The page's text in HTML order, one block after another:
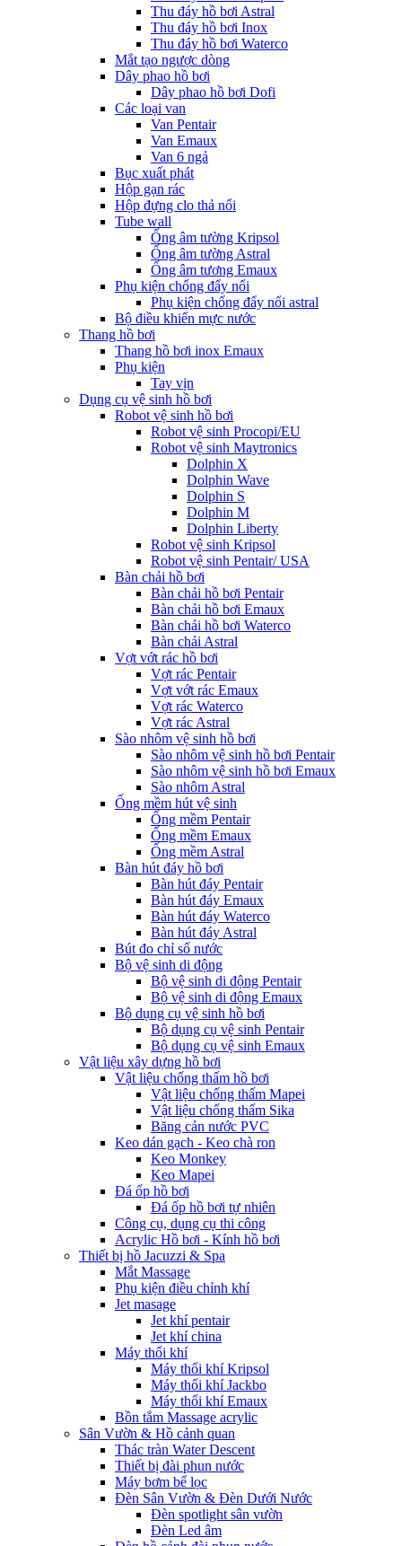
Thu đáy hồ bơi Astral
Thu đáy hồ bơi Inox
Thu đáy hồ bơi Waterco
Mắt tạo ngược dòng
Dây phao hồ bơi
Dây phao hồ bơi Dofi
Các loại van
Van Pentair
Van Emaux
Van 6 ngả
Bục xuất phát
Hộp gạn rác
Hộp đựng clo thả nổi
Tube wall
Ống âm tường Kripsol
Ống âm tường Astral
Ống âm tương Emaux
Phụ kiện chống đẩy nổi
Phụ kiện chống đẩy nổi astral
Bộ điều khiển mực nước
Thang hồ bơi
Thang hồ bơi inox Emaux
Phụ kiện
Tay vịn
Dụng cụ vệ sinh hồ bơi
Robot vệ sinh hồ bơi
Robot vệ sinh Procopi/EU
Robot vệ sinh Maytronics
Dolphin X
Dolphin Wave
Dolphin S
Dolphin M
Dolphin Liberty
Robot vệ sinh Kripsol
Robot vệ sinh Pentair/ USA
Bàn chải hồ bơi
Bàn chải hồ bơi Pentair
Bàn chải hồ bơi Emaux
Bàn chải hồ bơi Waterco
Bàn chải Astral
Vợt vớt rác hồ bơi
Vợt rác Pentair
Vợt vớt rác Emaux
Vợt rác Waterco
Vợt rác Astral
Sào nhôm vệ sinh hồ bơi
Sào nhôm vệ sinh hồ bơi Pentair
Sào nhôm vệ sinh hồ bơi Emaux
Sào nhôm Astral
Ống mềm hút vệ sinh
Ống mềm Pentair
Ống mềm Emaux
Ống mềm Astral
Bàn hút đáy hồ bơi
Bàn hút đáy Pentair
Bàn hút đáy Emaux
Bàn hút đáy Waterco
Bàn hút đáy Astral
Bút đo chỉ số nước
Bộ vệ sinh di động
Bộ vệ sinh di động Pentair
Bộ vệ sinh di động Emaux
Bộ dụng cụ vệ sinh hồ bơi
Bộ dụng cụ vệ sinh Pentair
Bộ dụng cụ vệ sinh Emaux
Vật liệu xây dựng hồ bơi
Vật liệu chống thấm hồ bơi
Vật liệu chống thấm Mapei
Vật liệu chống thấm Sika
Băng cản nước PVC
Keo dán gạch - Keo chà ron
Keo Monkey
Keo Mapei
Đá ốp hồ bơi
Đá ốp hồ bơi tự nhiên
Công cụ, dụng cụ thi công
Acrylic Hồ bơi - Kính hồ bơi
Thiết bị hồ Jacuzzi & Spa
Mắt Massage
Phụ kiện điều chỉnh khí
Jet masage
Jet khí pentair
Jet khí china
Máy thổi khí
Máy thổi khí Kripsol
Máy thổi khí Jackbo
Máy thổi khí Emaux
Bồn tắm Massage acrylic
Sân Vườn & Hồ cảnh quan
Thác tràn Water Descent
Thiết bị đài phun nước
Máy bơm bể lọc
Đèn Sân Vườn & Đèn Dưới Nước
Đèn spotlight sân vườn
Đèn Led âm